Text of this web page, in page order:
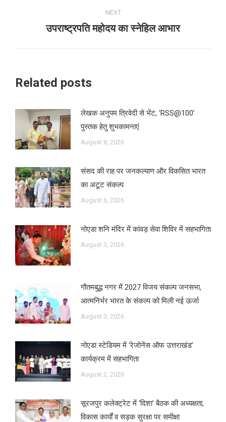
NEXT
Next
उपराष्ट्रपति महोदय का स्नेहिल आभार
Related posts
लेखक अनुपम त्रिवेदी से भेंट, ‘RSS@100’
पुस्तक हेतु शुभकामनाएं
August 8, 2026
संसद की राह पर जनकल्याण और विकसित भारत
का अटूट संकल्प
August 6, 2026
नोएडा शनि मंदिर में कांवड़ सेवा शिविर में सहभागिता
August 3, 2026
गौतमबुद्ध नगर में 2027 विजय संकल्प जनसभा,
आत्मनिर्भर भारत के संकल्प को मिली नई ऊर्जा
August 3, 2026
नोएडा स्टेडियम में ‘रेजोनेंस ऑफ उत्तराखंड’
कार्यक्रम में सहभागिता
August 2, 2026
सूरजपुर कलेक्ट्रेट में ‘दिशा’ बैठक की अध्यक्षता,
विकास कार्यों व सड़क सुरक्षा पर समीक्षा